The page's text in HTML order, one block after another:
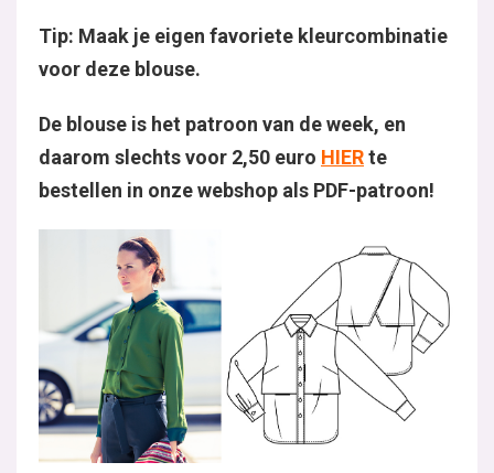
Tip: Maak je eigen favoriete kleurcombinatie
voor deze blouse.
De blouse is het patroon van de week, en
daarom slechts voor 2,50 euro HIERte
bestellen in onze webshop als PDF-patroon!